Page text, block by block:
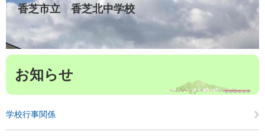
。
て
本
へ
香芝市立 香芝北中学校
本
お知らせ
学校行事関係